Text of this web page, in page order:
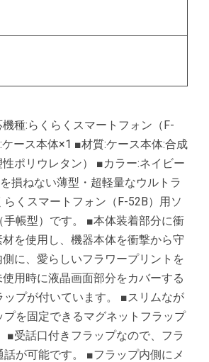
機種:らくらくスマートフォン（F-
ース本体×1 ■材質:ケース本体:合成
ポリウレタン） ■カラー:ネイビー
損ねない薄型・超軽量なウルトラ
くスマートフォン（F-52B）用ソ
手帳型）です。 ■本体装着部分に衝
を使用し、機器本体を衝撃から守
に、愛らしいフラワープリントを
用時に液晶画面部分をカバーする
プが付いています。 ■スリムなが
プを固定できるマグネットフラップ
■受話口付きフラップなので、フラ
話が可能です。 ■フラップ内側にメ